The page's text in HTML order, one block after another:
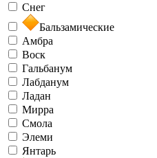
Необычный
Снег
Бальзамические
Амбра
Воск
Гальбанум
Лабданум
Ладан
Мирра
Смола
Элеми
Янтарь